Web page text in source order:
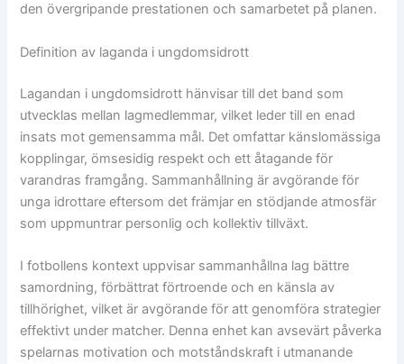
den övergripande prestationen och samarbetet på planen.
Definition av laganda i ungdomsidrott
Lagandan i ungdomsidrott hänvisar till det band som
utvecklas mellan lagmedlemmar, vilket leder till en enad
insats mot gemensamma mål. Det omfattar känslomässiga
kopplingar, ömsesidig respekt och ett åtagande för
varandras framgång. Sammanhållning är avgörande för
unga idrottare eftersom det främjar en stödjande atmosfär
som uppmuntrar personlig och kollektiv tillväxt.
I fotbollens kontext uppvisar sammanhållna lag bättre
samordning, förbättrat förtroende och en känsla av
tillhörighet, vilket är avgörande för att genomföra strategier
effektivt under matcher. Denna enhet kan avsevärt påverka
spelarnas motivation och motståndskraft i utmanande